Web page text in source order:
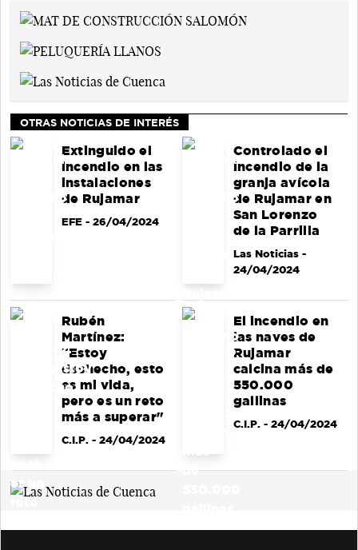
OTRAS NOTICIAS DE INTERÉS
Extinguido el
incendio en las
instalaciones
de Rujamar
EFE- 26/04/2024
Controlado el
incendio de la
granja avícola
de Rujamar en
San Lorenzo
de la Parrilla
Las Noticias-
24/04/2024
Rubén
Martínez:
"Estoy
deshecho, esto
es mi vida,
pero es un reto
más a superar"
C.I.P.- 24/04/2024
El incendio en
las naves de
Rujamar
calcina más de
550.000
gallinas
C.I.P.- 24/04/2024